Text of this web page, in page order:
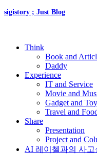
sigistory ; Just Blog
Think
Book and
Daddy
Experience
IT and Service
Movie and
Gadget and Toy
Travel and
Share
Presentation
Project and
AI 레이첼과의 사고